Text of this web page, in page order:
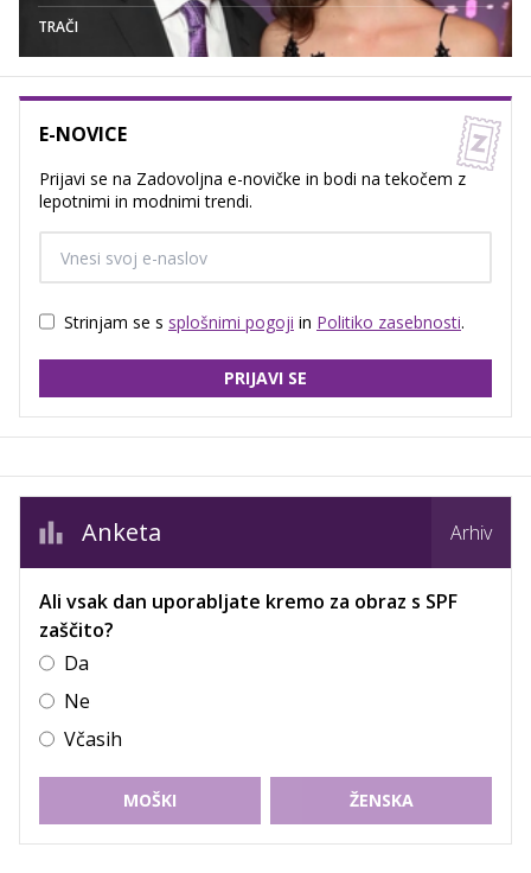
TRAČI
E-NOVICE
Prijavi se na Zadovoljna e-novičke in bodi na tekočem z
lepotnimi in modnimi trendi.
Strinjam se s splošnimi pogoji in Politiko zasebnosti.
PRIJAVI SE
Anketa Arhiv
Ali vsak dan uporabljate kremo za obraz s SPF
zaščito?
Da
Ne
Včasih
MOŠKI ŽENSKA